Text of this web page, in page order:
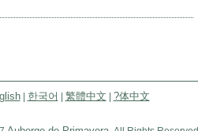
| 한국어 繁體中文 ?体中文